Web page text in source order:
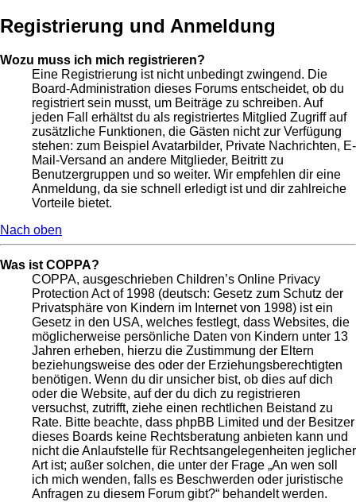
Registrierung und Anmeldung
Wozu muss ich mich registrieren?
Eine Registrierung ist nicht unbedingt zwingend. Die
Board-Administration dieses Forums entscheidet, ob du
registriert sein musst, um Beiträge zu schreiben. Auf
jeden Fall erhältst du als registriertes Mitglied Zugriff auf
zusätzliche Funktionen, die Gästen nicht zur Verfügung
stehen: zum Beispiel Avatarbilder, Private Nachrichten, E-
Mail-Versand an andere Mitglieder, Beitritt zu
Benutzergruppen und so weiter. Wir empfehlen dir eine
Anmeldung, da sie schnell erledigt ist und dir zahlreiche
Vorteile bietet.
Nach oben
Was ist COPPA?
COPPA, ausgeschrieben Children’s Online Privacy
Protection Act of 1998 (deutsch: Gesetz zum Schutz der
Privatsphäre von Kindern im Internet von 1998) ist ein
Gesetz in den USA, welches festlegt, dass Websites, die
möglicherweise persönliche Daten von Kindern unter 13
Jahren erheben, hierzu die Zustimmung der Eltern
beziehungsweise des oder der Erziehungsberechtigten
benötigen. Wenn du dir unsicher bist, ob dies auf dich
oder die Website, auf der du dich zu registrieren
versuchst, zutrifft, ziehe einen rechtlichen Beistand zu
Rate. Bitte beachte, dass phpBB Limited und der Besitzer
dieses Boards keine Rechtsberatung anbieten kann und
nicht die Anlaufstelle für Rechtsangelegenheiten jeglicher
Art ist; außer solchen, die unter der Frage „An wen soll
ich mich wenden, falls es Beschwerden oder juristische
Anfragen zu diesem Forum gibt?“ behandelt werden.